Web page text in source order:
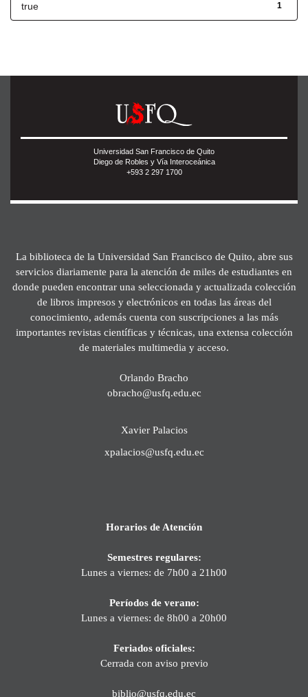
1
true
Universidad San Francisco de Quito
Diego de Robles y Vía Interoceánica
+593 2 297 1700
La biblioteca de la Universidad San Francisco de Quito, abre sus
servicios diariamente para la atención de miles de estudiantes en
donde pueden encontrar una seleccionada y actualizada colección
de libros impresos y electrónicos en todas las áreas del
conocimiento, además cuenta con suscripciones a las más
importantes revistas científicas y técnicas, una extensa colección
de materiales multimedia y acceso.
Orlando Bracho
obracho@usfq.edu.ec
Xavier Palacios
xpalacios@usfq.edu.ec
Horarios de Atención
Semestres regulares:
Lunes a viernes: de 7h00 a 21h00
Períodos de verano:
Lunes a viernes: de 8h00 a 20h00
Feriados oficiales:
Cerrada con aviso previo
biblio@usfq.edu.ec